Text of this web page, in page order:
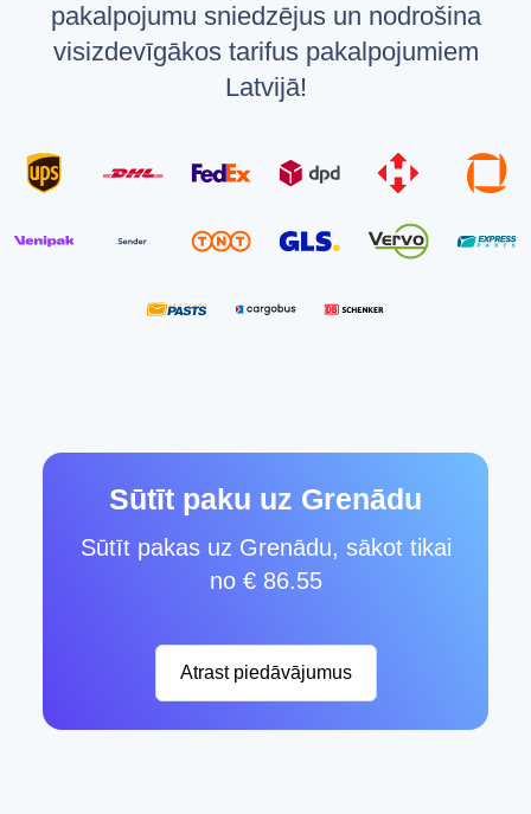
pakalpojumu sniedzējus un nodrošina
visizdevīgākos tarifus pakalpojumiem
Latvijā!
Sūtīt paku uz Grenādu
Sūtīt pakas uz Grenādu, sākot tikai
no € 86.55
Atrast piedāvājumus